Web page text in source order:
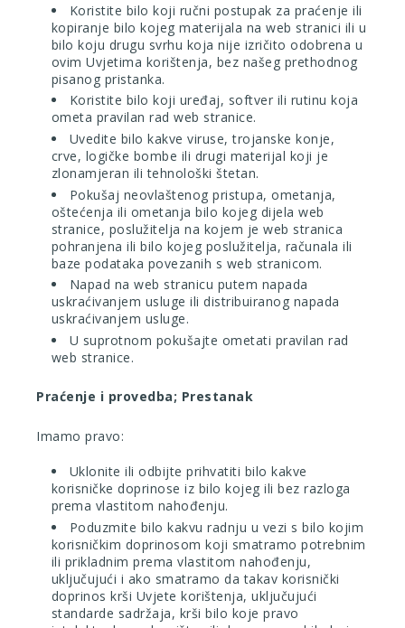
Koristite bilo koji ručni postupak za praćenje ili
kopiranje bilo kojeg materijala na web stranici ili u
bilo koju drugu svrhu koja nije izričito odobrena u
ovim Uvjetima korištenja, bez našeg prethodnog
pisanog pristanka.
Koristite bilo koji uređaj, softver ili rutinu koja
ometa pravilan rad web stranice.
Uvedite bilo kakve viruse, trojanske konje,
crve, logičke bombe ili drugi materijal koji je
zlonamjeran ili tehnološki štetan.
Pokušaj neovlaštenog pristupa, ometanja,
oštećenja ili ometanja bilo kojeg dijela web
stranice, poslužitelja na kojem je web stranica
pohranjena ili bilo kojeg poslužitelja, računala ili
baze podataka povezanih s web stranicom.
Napad na web stranicu putem napada
uskraćivanjem usluge ili distribuiranog napada
uskraćivanjem usluge.
U suprotnom pokušajte ometati pravilan rad
web stranice.
Praćenje i provedba; Prestanak
Imamo pravo:
Uklonite ili odbijte prihvatiti bilo kakve
korisničke doprinose iz bilo kojeg ili bez razloga
prema vlastitom nahođenju.
Poduzmite bilo kakvu radnju u vezi s bilo kojim
korisničkim doprinosom koji smatramo potrebnim
ili prikladnim prema vlastitom nahođenju,
uključujući i ako smatramo da takav korisnički
doprinos krši Uvjete korištenja, uključujući
standarde sadržaja, krši bilo koje pravo